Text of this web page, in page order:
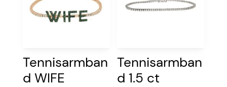
Tennisarmban
d WIFE
Tennisarmban
d 1.5 ct